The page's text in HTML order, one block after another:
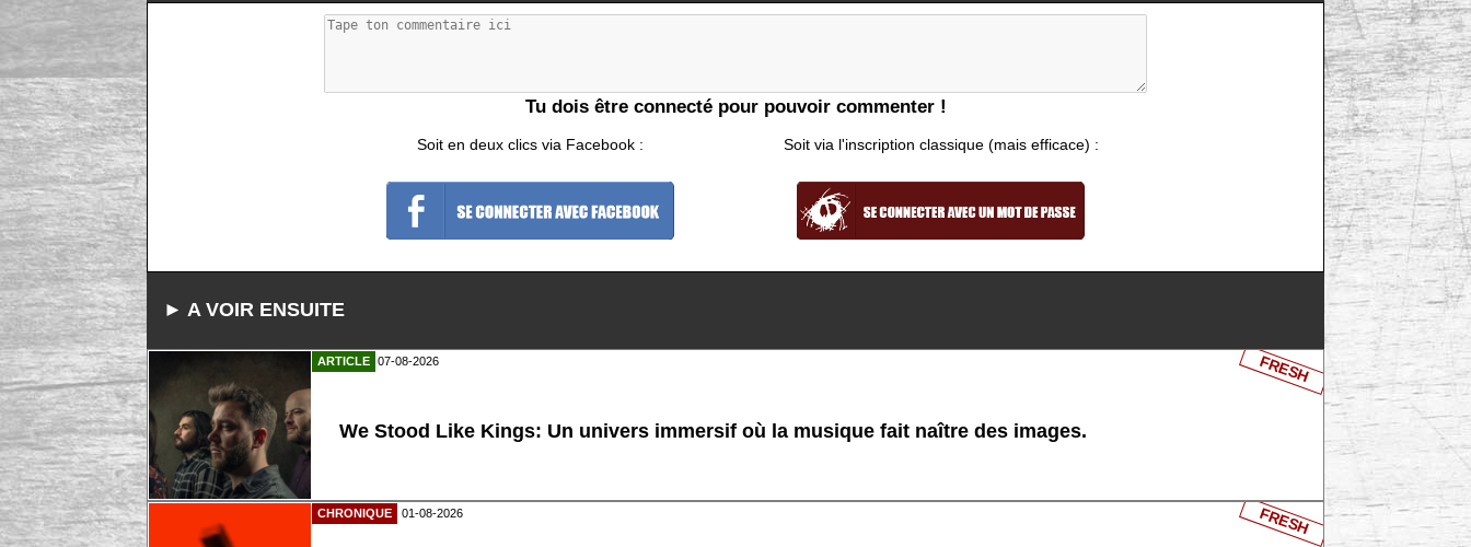
Tu dois être connecté pour pouvoir commenter !
Soit en deux clics via Facebook : Soit via l'inscription classique (mais efficace) :
► A VOIR ENSUITE
ARTICLE 07-08-2026
We Stood Like Kings: Un univers immersif où la musique fait naître des images.
FRESH
CHRONIQUE 01-08-2026 FRESH